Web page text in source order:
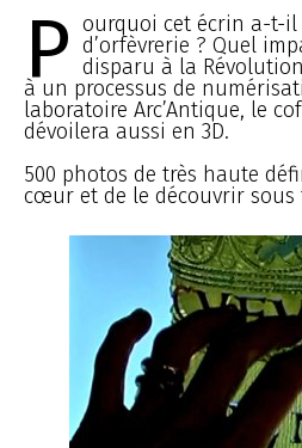
P ourquoi cet écrin a-t-il
d’orfèvrerie ? Quel
disparu à la
à un processus de
laboratoire Arc’Antique, le
dévoilera aussi en 3D.
500 photos de très haute
cœur et de le découvrir sous